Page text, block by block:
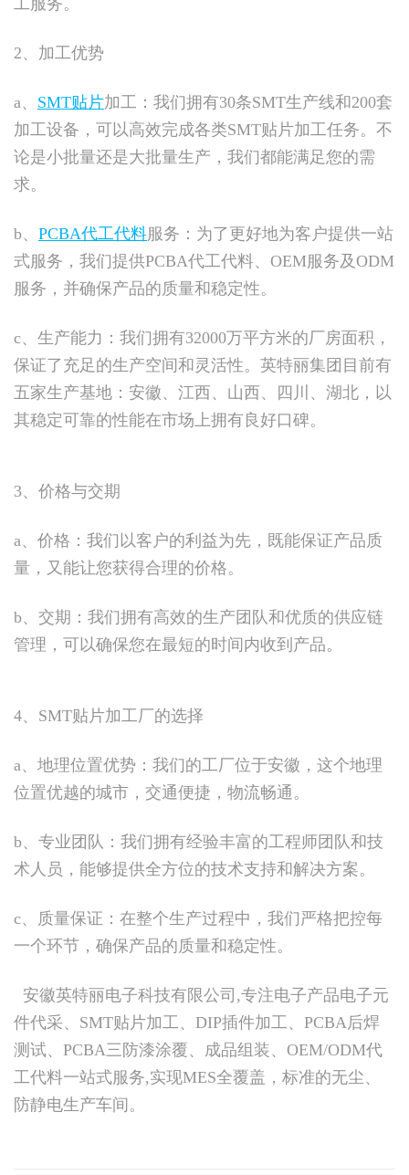
2、加工优势
a、 SMT贴片加工：我们拥有30条SMT生产线和200套
加工设备，可以高效完成各类SMT贴片加工任务。不
论是小批量还是大批量生产，我们都能满足您的需
求。
b、 PCBA代工代料服务：为了更好地为客户提供一站
式服务，我们提供PCBA代工代料、OEM服务及ODM
服务，并确保产品的质量和稳定性。
c、生产能力：我们拥有32000万平方米的厂房面积，
保证了充足的生产空间和灵活性。英特丽集团目前有
五家生产基地：安徽、江西、山西、四川、湖北，以
其稳定可靠的性能在市场上拥有良好口碑。
3、价格与交期
a、价格：我们以客户的利益为先，既能保证产品质
量，又能让您获得合理的价格。
b、交期：我们拥有高效的生产团队和优质的供应链
管理，可以确保您在最短的时间内收到产品。
4、SMT贴片加工厂的选择
a、地理位置优势：我们的工厂位于安徽，这个地理
位置优越的城市，交通便捷，物流畅通。
b、专业团队：我们拥有经验丰富的工程师团队和技
术人员，能够提供全方位的技术支持和解决方案。
c、质量保证：在整个生产过程中，我们严格把控每
一个环节，确保产品的质量和稳定性。
安徽英特丽电子科技有限公司,专注电子产品电子元
件代采、SMT贴片加工、DIP插件加工、PCBA后焊
测试、PCBA三防漆涂覆、成品组装、OEM/ODM代
工代料一站式服务,实现MES全覆盖，标准的无尘、
防静电生产车间。